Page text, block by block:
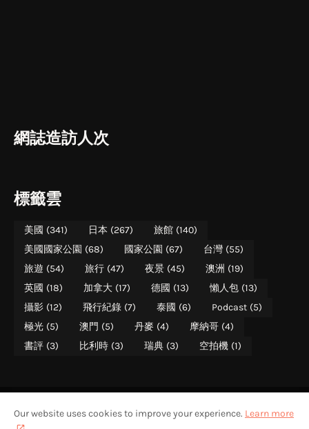
網誌造訪人次
標籤雲
美國 (341) 日本 (267) 旅館 (140)
美國國家公園 (68) 國家公園 (67) 台灣 (55)
旅遊 (54) 旅行 (47) 夜景 (45) 澳洲 (19)
英國 (18) 加拿大 (17) 德國 (13) 懶人包 (13)
攝影 (12) 飛行紀錄 (7) 泰國 (6) Podcast (5)
極光 (5) 澳門 (5) 丹麥 (4) 摩納哥 (4)
書評 (3) 比利時 (3) 瑞典 (3) 空拍機 (1)
美國國家公園遊記美國國家公園介紹關於攝影旅者聯絡攝影旅者
Our website uses cookies to improve your experience. Learn more